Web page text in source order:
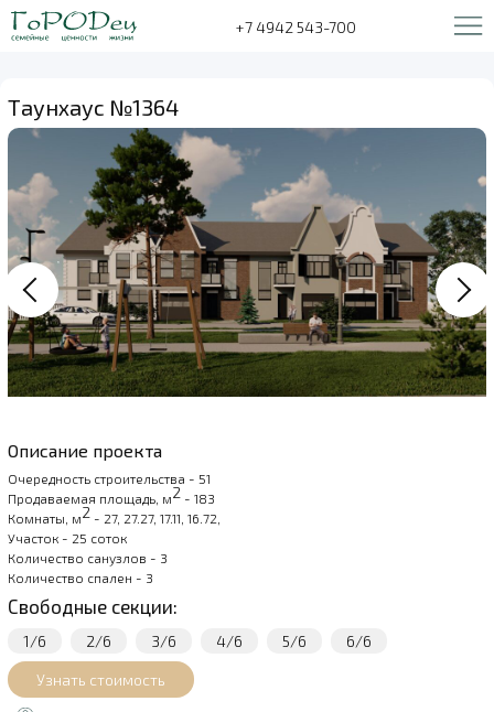
+7 4942 543-700
Таунхаус №1364
Описание проекта
Очередность строительства - 51
Продаваемая площадь, м2 - 183
Комнаты, м2 - 27, 27.27, 17.11, 16.72,
Участок - 25 соток
Количество санузлов - 3
Количество спален - 3
Свободные секции:
1/6 2/6 3/6 4/6 5/6 6/6